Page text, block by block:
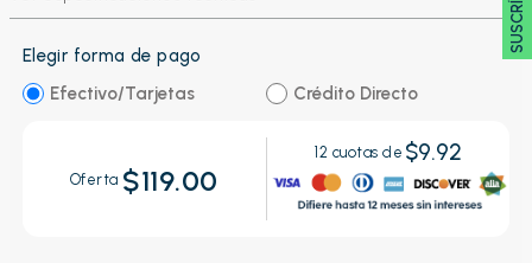
Elegir forma de pago
Efectivo/Tarjetas
Crédito Directo
Oferta $119.00
12 cuotas de $9.92